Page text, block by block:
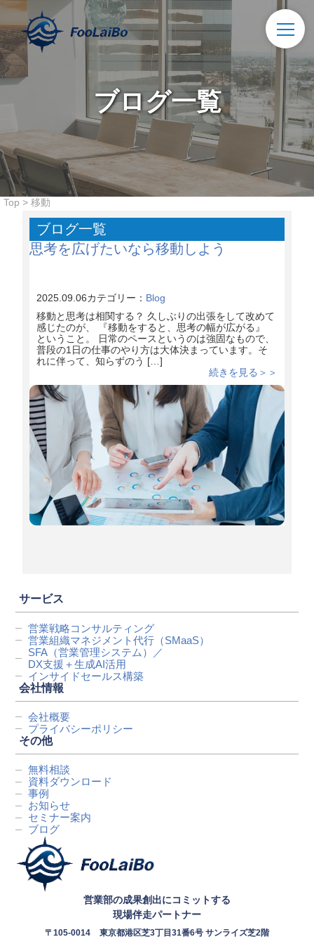
Top > 移動
ブログ一覧
ブログ一覧
思考を広げたいなら移動しよう
2025.09.06カテゴリー： Blog
移動と思考は相関する？ 久しぶりの出張をして改めて
感じたのが、 『移動をすると、思考の幅が広がる』
ということ。 日常のペースというのは強固なもので、
普段の1日の仕事のやり方は大体決まっています。そ
れに伴って、知らずのう […]
続きを見る＞＞
営業部の成果創出にコミットする
現場伴走パートナー
〒105-0014 東京都港区芝3丁目31番6号 サンライズ芝2階
サービス
営業戦略コンサルティング
営業組織マネジメント代行 （SMaaS）
SFA（営業管理システム）／
DX支援＋生成AI活用
インサイドセールス構築
会社情報
会社概要
プライバシーポリシー
その他
無料相談
資料ダウンロード
事例
お知らせ
セミナー案内
ブログ